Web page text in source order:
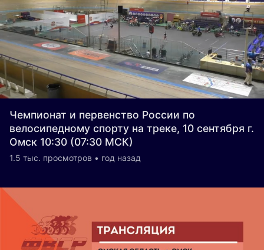
Чемпионат и первенство России по
велосипедному спорту на треке, 10 сентября г.
Омск 10:30 (07:30 МСК)
1.5 тыс. просмотров • год назад